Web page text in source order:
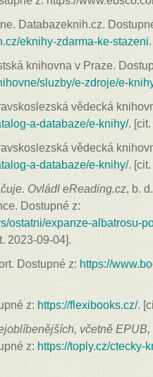
Databazeknih.cz.
eknihy-zdarma-ke-stazeni
knihovna v Praze.
sluzby/e-zdroje/e-
vědecká
a-databaze/e-knihy/.
vědecká
a-databaze/e-knihy/.
Ovládl eReading.cz, b.
Dostupné z:
ostatni/expanze-albatrosu-
2023-09-04].
Dostupné z: https://
z: https://flexibooks.cz/.
včetně
z: https://toply.cz/ctecky-